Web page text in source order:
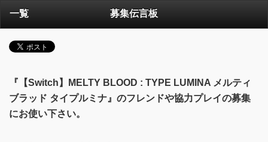
一覧 募集伝言板
『【Switch】MELTY BLOOD : TYPE LUMINA メルティ
ブラッド タイプルミナ』のフレンドや協力プレイの募集
にお使い下さい。